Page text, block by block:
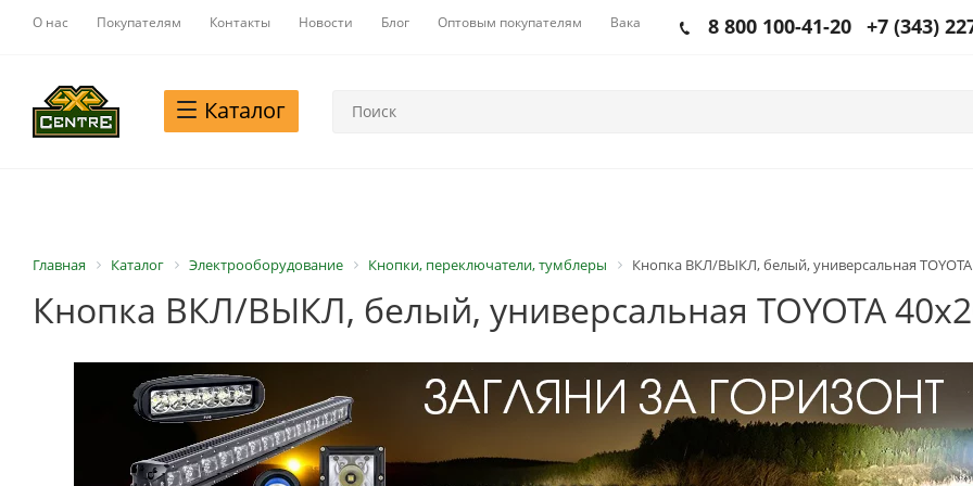
О нас Покупателям Контакты Новости Блог Оптовым покупателям Вакансии 8 800 100-41-20 +7 (343)
Каталог
Главная Каталог Электрооборудование Кнопки, переключатели, тумблеры Кнопка ВКЛ/ВЫКЛ, белый, универсальная
Кнопка ВКЛ/ВЫКЛ, белый, универсальная TOYOTA